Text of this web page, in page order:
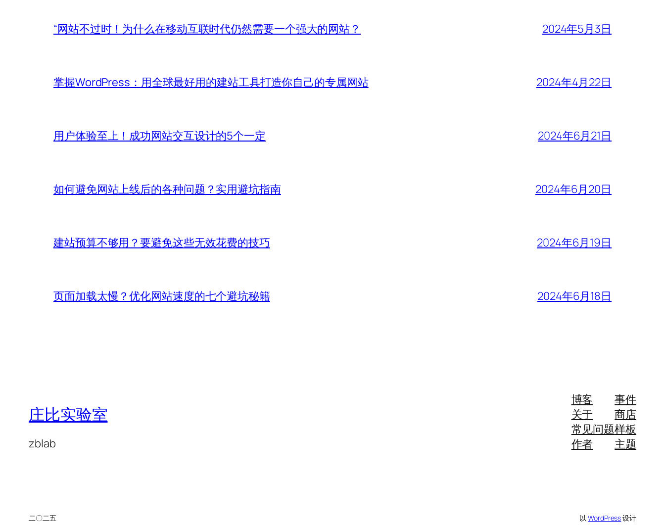
“网站不过时！为什么在移动互联时代仍然需要一个强大的网站？ 2024年5月3日
掌握WordPress：用全球最好用的建站工具打造你自己的专属网站 2024年4月22日
用户体验至上！成功网站交互设计的5个一定 2024年6月21日
如何避免网站上线后的各种问题？实用避坑指南 2024年6月20日
建站预算不够用？要避免这些无效花费的技巧 2024年6月19日
页面加载太慢？优化网站速度的七个避坑秘籍 2024年6月18日
庄比实验室
zblab
博客
关于
常见问题
作者
事件
商店
样板
主题
二〇二五 以WordPress设计